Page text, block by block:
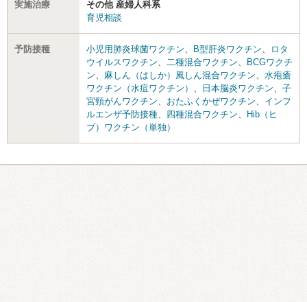
実施治療
その他 産婦人科系
育児相談
予防接種 小児用肺炎球菌ワクチン、 B型肝炎ワクチン、
ロタ
ウイルスワクチン、 二種混合ワクチン、
BCGワクチ
ン、 麻しん（はしか）風しん混合ワクチン、 水疱瘡
ワクチン（水痘ワクチン） 、 日本脳炎ワクチン、 子
宮頸がんワクチン、 おたふくかぜワクチン、 インフ
ルエンザ予防接種、 四種混合ワクチン、
Hib（ヒ
ブ）ワクチン（単独）